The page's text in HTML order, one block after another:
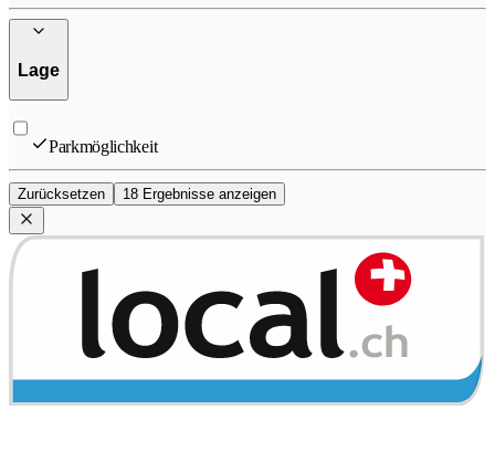
Lage
Parkmöglichkeit
Zurücksetzen 18 Ergebnisse anzeigen